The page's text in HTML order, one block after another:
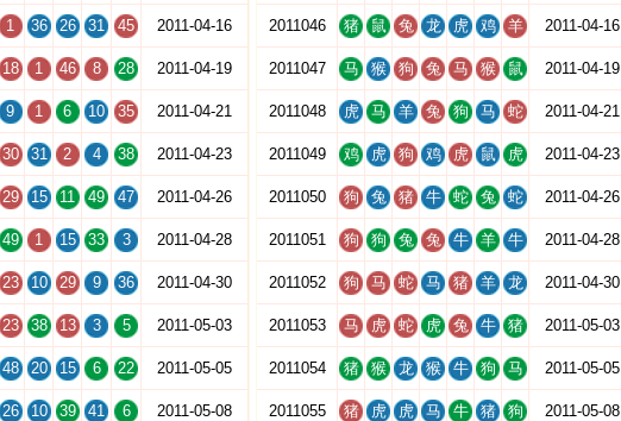
1 36 26 31 45 2011-04-16
18 1 46 8 28 2011-04-19
9 1 6 10 35 2011-04-21
30 31 2 4 38 2011-04-23
29 15 11 49 47 2011-04-26
49 1 15 33 3 2011-04-28
23 10 29 9 36 2011-04-30
23 38 13 3 5 2011-05-03
48 20 15 6 22 2011-05-05
26 10 39 41 6 2011-05-08
2011046 猪 鼠 兔 龙 虎 鸡 羊 2011-04-16
2011047 马 猴 狗 兔 马 猴 鼠 2011-04-19
2011048 虎 马 羊 兔 狗 马 蛇 2011-04-21
2011049 鸡 虎 狗 鸡 虎 鼠 虎 2011-04-23
2011050 狗 兔 猪 牛 蛇 兔 蛇 2011-04-26
2011051 狗 狗 兔 兔 牛 羊 牛 2011-04-28
2011052 狗 马 蛇 马 猪 羊 龙 2011-04-30
2011053 马 虎 蛇 虎 兔 牛 猪 2011-05-03
2011054 猪 猴 龙 猴 牛 狗 马 2011-05-05
2011055 猪 虎 虎 马 牛 猪 狗 2011-05-08